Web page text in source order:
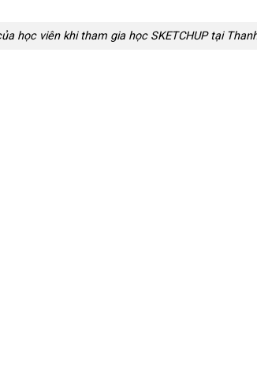
học viên khi tham gia học SKETCHUP tại